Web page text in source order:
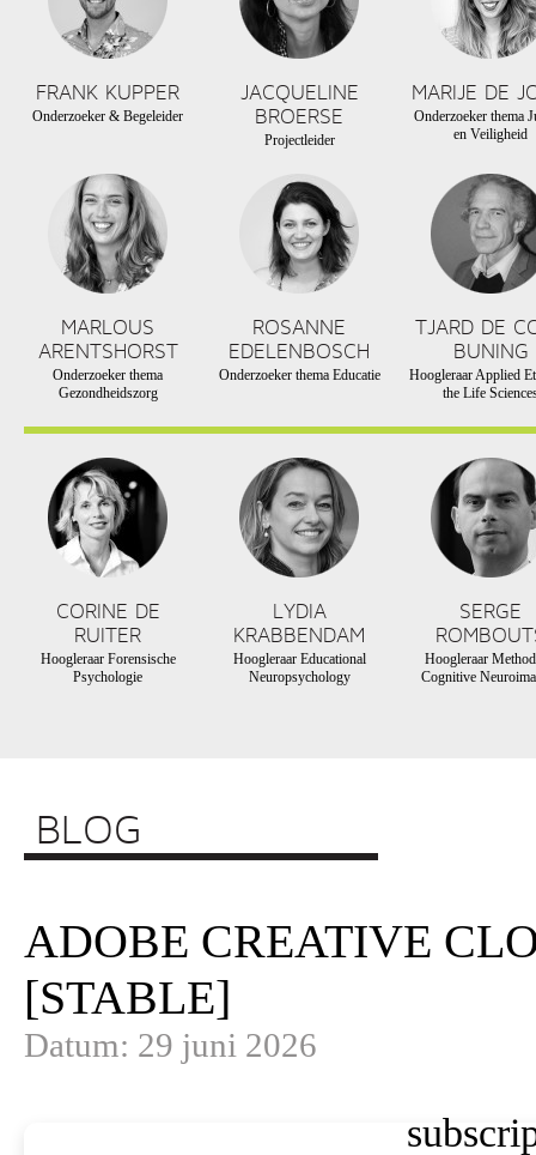
FRANK KUPPER
Onderzoeker & Begeleider
JACQUELINE
BROERSE
Projectleider
MARIJE DE
Onderzoeker thema
en Veiligheid
MARLOUS
ARENTSHORST
Onderzoeker thema
Gezondheidszorg
ROSANNE
EDELENBOSCH
Onderzoeker thema Educatie
TJARD DE
BUNING
Hoogleraar Applied
the Life
CORINE DE
RUITER
Hoogleraar Forensische
Psychologie
LYDIA
KRABBENDAM
Hoogleraar Educational
Neuropsychology
SERGE
Hoogleraar
Cognitive
BLOG
ADOBE CREATIVE
[STABLE]
Datum: 29 juni 2026